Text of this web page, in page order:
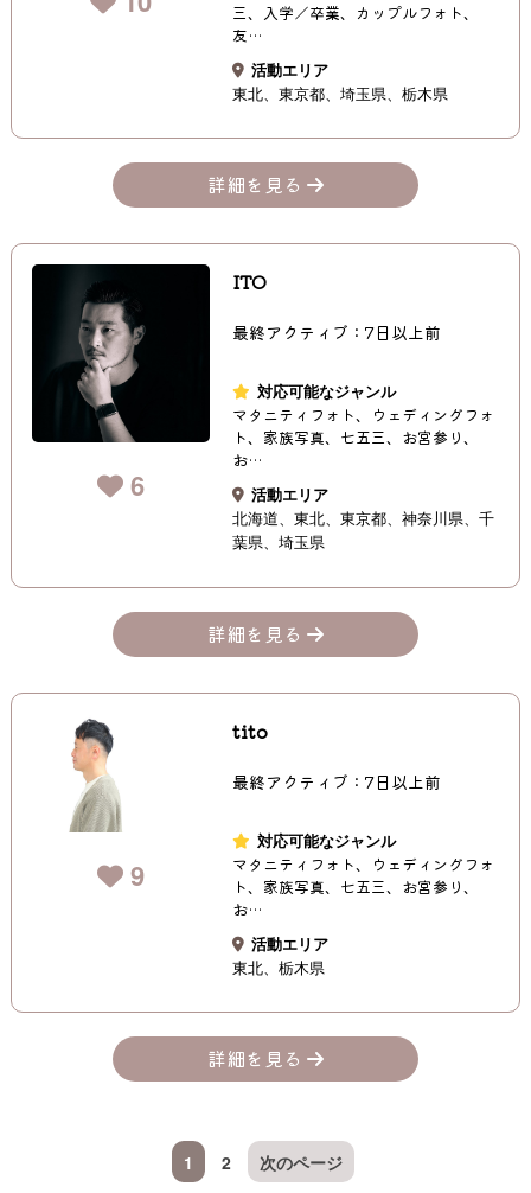
三、入学／卒業、カップルフォト、
友…
活動エリア
東北
東京都 埼玉県 栃木県
詳細を見る
6
ITO
最終アクティブ：7日以上前
対応可能なジャンル
マタニティフォト、ウェディングフォ
ト、家族写真、七五三、お宮参り、
お…
活動エリア
北海道
東北 東京都 神奈川県
千
葉県
埼玉県
詳細を見る
9
tito
最終アクティブ：7日以上前
対応可能なジャンル
マタニティフォト、ウェディングフォ
ト、家族写真、七五三、お宮参り、
お…
活動エリア
東北
栃木県
詳細を見る
1 2 次のページ